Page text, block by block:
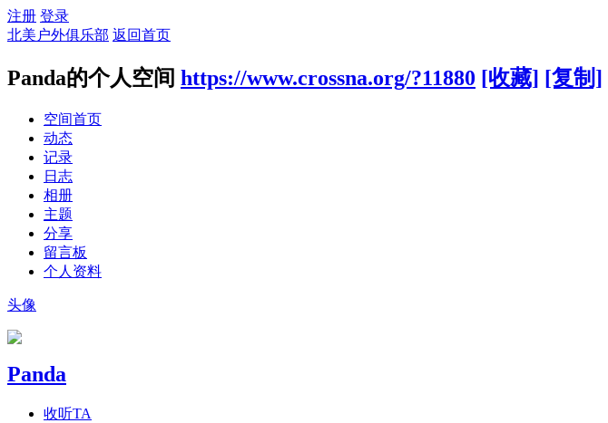
注册 登录
北美户外俱乐部 返回首页
Panda的个人空间 https://www.crossna.org/?11880 [收藏] [复制]
空间首页
动态
记录
日志
相册
主题
分享
留言板
个人资料
头像
Panda
收听TA